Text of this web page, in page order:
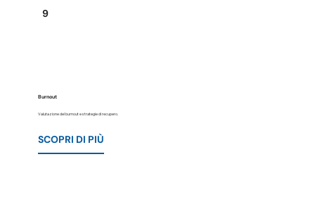
9
Burnout
Valutazione del burnout e strategie di recupero.
SCOPRI DI PIÙ